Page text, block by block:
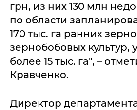
грн, из них 130 млн
по области
170 тыс. га ранних
зернобобовых культур,
более 15 тыс. га", –
Кравченко.
Директор